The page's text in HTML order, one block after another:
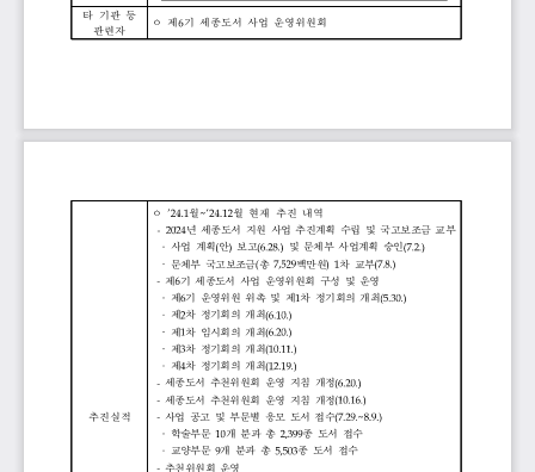
타 기관 등
관련자
ᄋ 제6기 세종도서 사업 운영위원회
추진실적
ᄋ ’24.1월 ~’24.12월 현재 추진 내역
- 2024년 세종도서 지원 사업 추진계획 수립 및 국고보조금 교부
· 사업 계획(안) 보고(6.28.) 및 문체부 사업계획 승인(7.2.)
· 문체부 국고보조금(총 7,529백만원) 1 차 교부(7.8.)
- 제6기 세종도서 사업 운영위원회 구성 및 운영
· 제6기 운영위원 위촉 및 제1차 정기회의 개최(5.30.)
· 제2차 정기회의 개최(6.10.)
· 제1차 임시회의 개최(6.20.)
· 제3차 정기회의 개최(10.11.)
· 제4차 정기회의 개최(12.19.)
- 세종도서 추천위원회 운영 지침 개정(6.20.)
- 세종도서 추천위원회 운영 지침 개정(10.16.)
- 사업 공고 및 부문별 응모 도서 접수(7.29.~8.9.)
· 학술부문 10개 분과 총 2,399종 도서 접수
· 교양부문 9개 분과 총 5,503종 도서
접수
- 추천위원회 운영